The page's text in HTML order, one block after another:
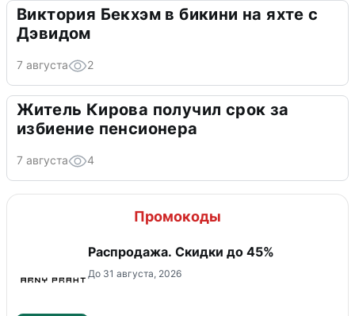
Виктория Бекхэм в бикини на яхте с
Дэвидом
7 августа 2
Житель Кирова получил срок за
избиение пенсионера
7 августа 4
Промокоды
Распродажа. Скидки до 45%
До 31 августа, 2026